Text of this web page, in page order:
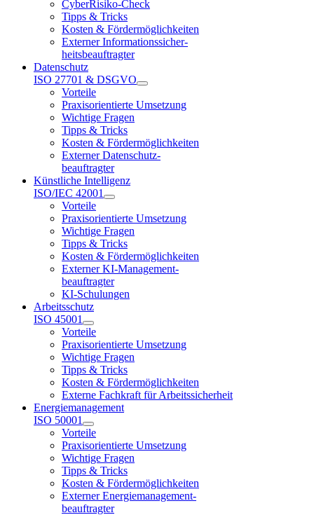
CyberRisiko-Check
Tipps & Tricks
Kosten & Fördermöglichkeiten
Externer Informationssicher-
heitsbeauftragter
Datenschutz
ISO 27701 & DSGVO
Vorteile
Praxisorientierte Umsetzung
Wichtige Fragen
Tipps & Tricks
Kosten & Fördermöglichkeiten
Externer Datenschutz-
beauftragter
Künstliche Intelligenz
ISO/IEC 42001
Vorteile
Praxisorientierte Umsetzung
Wichtige Fragen
Tipps & Tricks
Kosten & Fördermöglichkeiten
Externer KI-Management-
beauftragter
KI-Schulungen
Arbeitsschutz
ISO 45001
Vorteile
Praxisorientierte Umsetzung
Wichtige Fragen
Tipps & Tricks
Kosten & Fördermöglichkeiten
Externe Fachkraft für Arbeitssicherheit
Energiemanagement
ISO 50001
Vorteile
Praxisorientierte Umsetzung
Wichtige Fragen
Tipps & Tricks
Kosten & Fördermöglichkeiten
Externer Energiemanagement-
beauftragter